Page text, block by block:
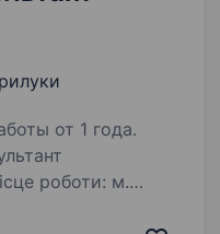
от 1 года.
роботи: м.